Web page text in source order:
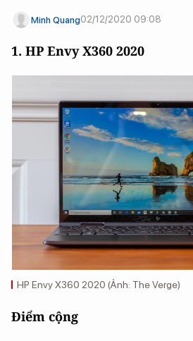
Minh Quang02/12/2020 09:08
1. HP Envy X360 2020
HP Envy X360 2020 (Ảnh: The Verge)
Điểm cộng